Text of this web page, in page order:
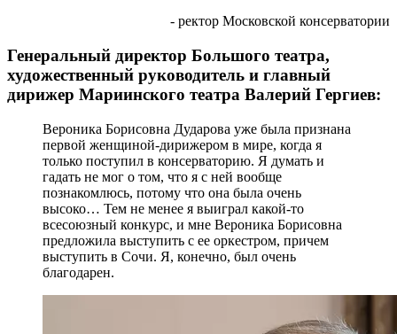
- ректор Московской консерватории
Генеральный директор Большого театра,
художественный руководитель и главный
дирижер Мариинского театра Валерий Гергиев:
Вероника Борисовна Дударова уже была признана
первой женщиной-дирижером в мире, когда я
только поступил в консерваторию. Я думать и
гадать не мог о том, что я с ней вообще
познакомлюсь, потому что она была очень
высоко… Тем не менее я выиграл какой-то
всесоюзный конкурс, и мне Вероника Борисовна
предложила выступить с ее оркестром, причем
выступить в Сочи. Я, конечно, был очень
благодарен.